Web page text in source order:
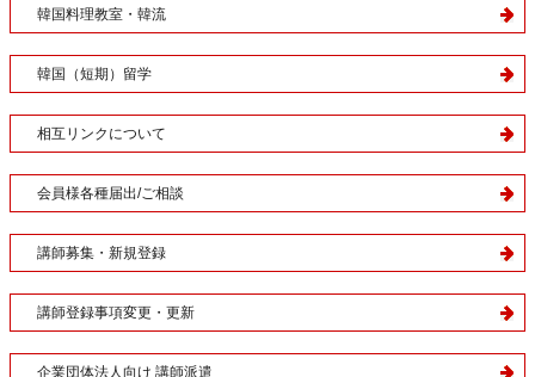
韓国料理教室・韓流
韓国（短期）留学
相互リンクについて
会員様各種届出/ご相談
講師募集・新規登録
講師登録事項変更・更新
企業団体法人向け 講師派遣